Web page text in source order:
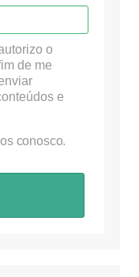
o
de me
e
conosco.